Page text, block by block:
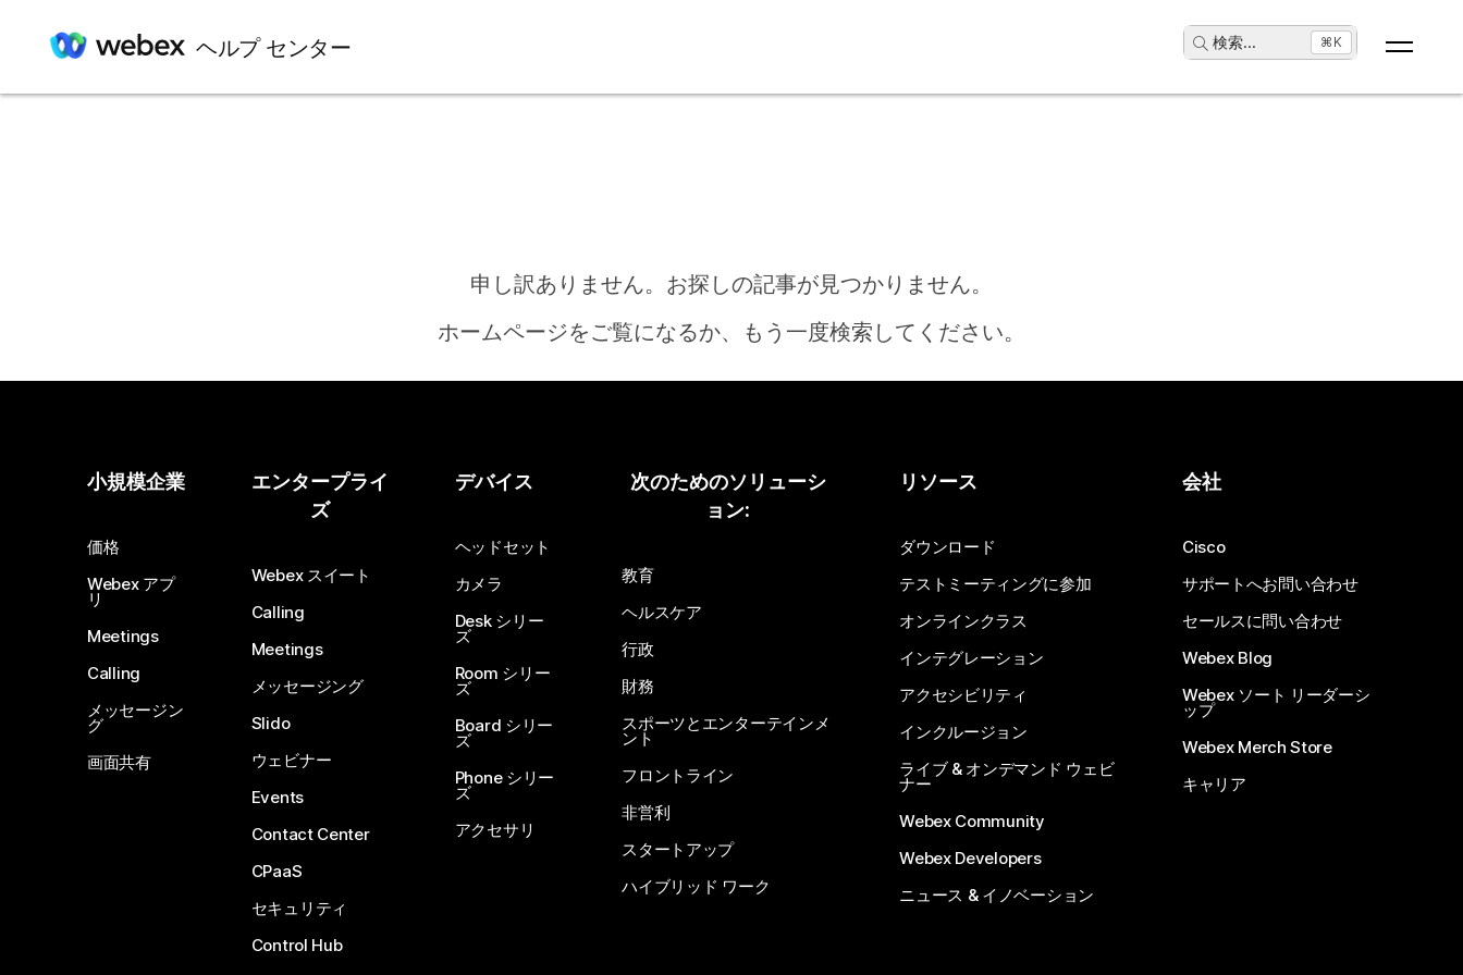
ヘルプ センター 検索... ⌘K
申し訳ありません。お探しの記事が見つかりません。
ホームページをご覧になるか、もう一度検索してください。
何をお探しですか?
小規模企業
価格
Webex アプ
リ
Meetings
Calling
メッセージン
グ
画面共有
エンタープライ
ズ
Webex スイート
Calling
Meetings
メッセージング
Slido
ウェビナー
Events
Contact Center
CPaaS
セキュリティ
Control Hub
デバイス
ヘッドセット
カメラ
Desk シリー
ズ
Room シリー
ズ
Board シリー
ズ
Phone シリー
ズ
アクセサリ
次のためのソリューシ
ョン:
教育
ヘルスケア
行政
財務
スポーツとエンターテインメ
ント
フロントライン
非営利
スタートアップ
ハイブリッド ワーク
リソース
ダウンロード
テストミーティングに参加
オンラインクラス
インテグレーション
アクセシビリティ
インクルージョン
ライブ & オンデマンド ウェビ
ナー
Webex Community
Webex Developers
ニュース & イノベーション
会社
Cisco
サポートへお問い合わせ
セールスに問い合わせ
Webex Blog
Webex ソート リーダーシ
ップ
Webex Merch Store
キャリア